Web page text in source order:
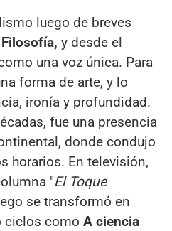
luego de breves
Filosofía, y desde el
una voz única. Para
forma de arte, y lo
ironía y profundidad.
fue una presencia
donde condujo
horarios. En televisión,
"El Toque
se transformó en
ciclos como A ciencia